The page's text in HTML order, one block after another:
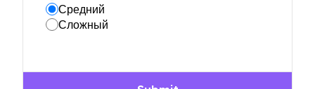
Средний
Сложный